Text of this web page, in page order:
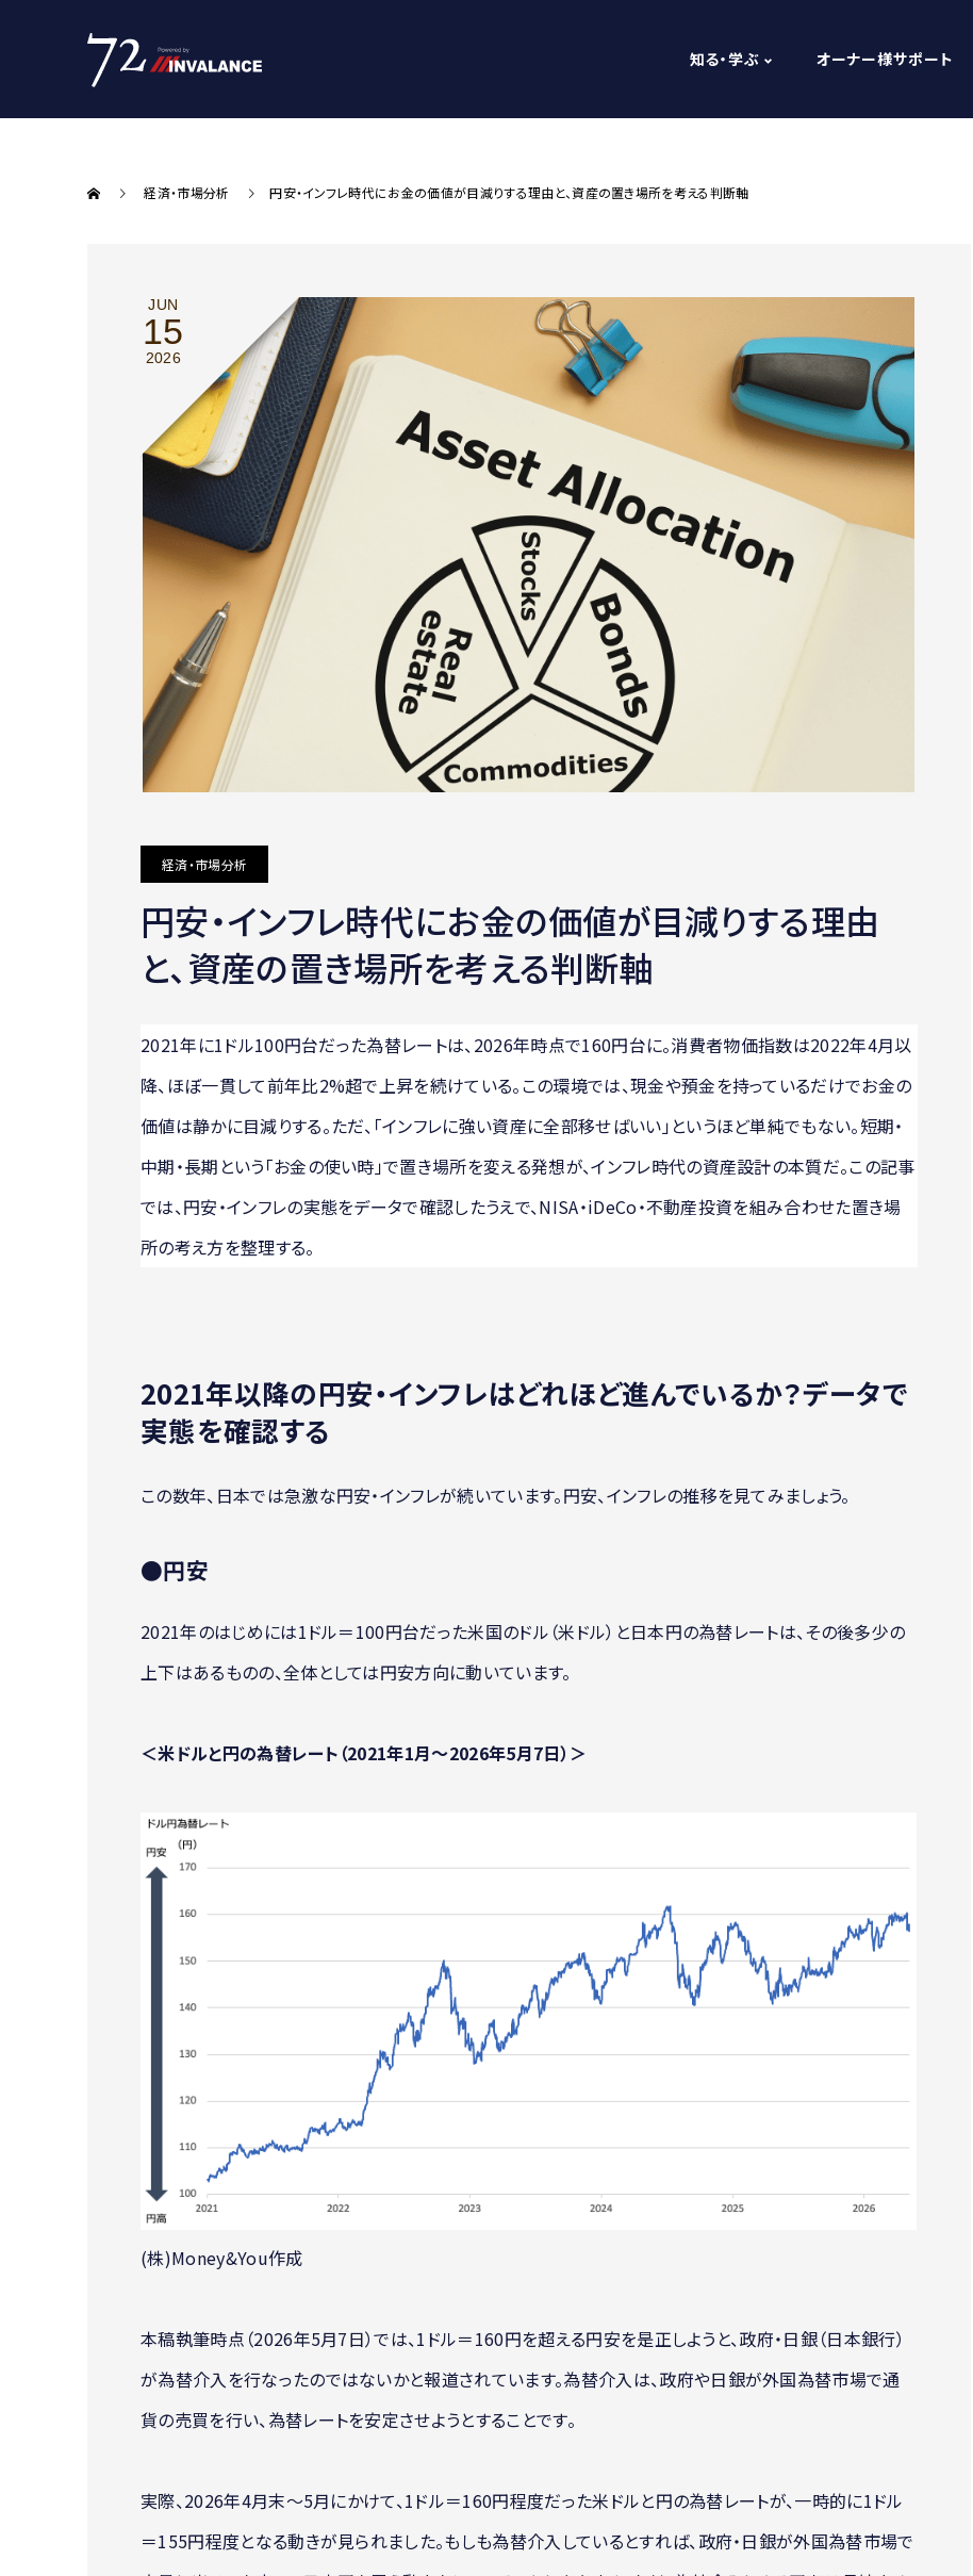
知る・学ぶ オーナー様サポート
経済・市場分析 円安・インフレ時代にお金の価値が目減りする理由と、資産の置き場所を考える判断軸
JUN
15
2026
経済・市場分析
円安・インフレ時代にお金の価値が目減りする理由
と、資産の置き場所を考える判断軸
2021年に1ドル100円台だった為替レートは、2026年時点で160円台に。消費者物価指数は2022年4月以
降、ほぼ一貫して前年比2%超で上昇を続けている。この環境では、現金や預金を持っているだけでお金の
価値は静かに目減りする。ただ、「インフレに強い資産に全部移せばいい」というほど単純でもない。短期・
中期・長期という「お金の使い時」で置き場所を変える発想が、インフレ時代の資産設計の本質だ。この記事
では、円安・インフレの実態をデータで確認したうえで、NISA・iDeCo・不動産投資を組み合わせた置き場
所の考え方を整理する。
2021年以降の円安・インフレはどれほど進んでいるか？データで
実態を確認する
この数年、日本では急激な円安・インフレが続いています。円安、インフレの推移を見てみましょう。
●円安
2021年のはじめには1ドル＝100円台だった米国のドル（米ドル）と日本円の為替レートは、その後多少の
上下はあるものの、全体としては円安方向に動いています。
＜米ドルと円の為替レート（2021年1月〜2026年5月7日）＞
(株)Money&You作成
本稿執筆時点（2026年5月7日）では、1ドル＝160円を超える円安を是正しようと、政府・日銀（日本銀行）
が為替介入を行なったのではないかと報道されています。為替介入は、政府や日銀が外国為替市場で通
貨の売買を行い、為替レートを安定させようとすることです。
実際、2026年4月末〜5月にかけて、1ドル＝160円程度だった米ドルと円の為替レートが、一時的に1ドル
＝155円程度となる動きが見られました。もしも為替介入しているとすれば、政府・日銀が外国為替市場で